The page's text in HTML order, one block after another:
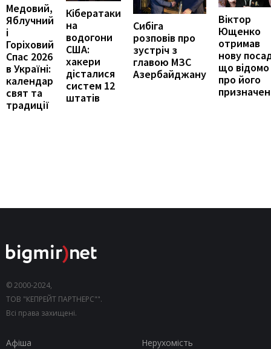
Медовий,
Яблучний
і
Горіховий
Спас 2026
в Україні:
календар
свят та
традиції
Кібератаки
на
водогони
США:
хакери
дісталися
систем 12
штатів
Сибіга
розповів про
зустріч з
главою МЗС
Азербайджану
Віктор
Ющенко
отримав
нову
що відомо
про його
© 2000-2024,
ТОВ "КЕПРЕЙТ ПАРТНЕРС"".
Всі права захищені.
Афіша
Нерухомість